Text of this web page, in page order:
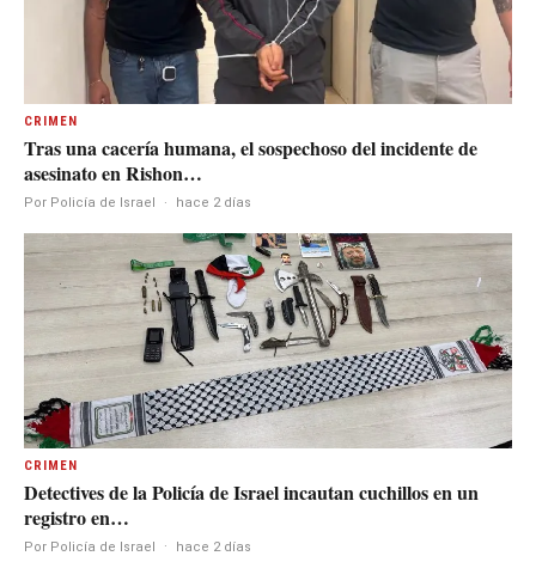
CRIMEN
Tras una cacería humana, el sospechoso del incidente de
asesinato en Rishon…
Por Policía de Israel · hace 2 días
CRIMEN
Detectives de la Policía de Israel incautan cuchillos en un
registro en…
Por Policía de Israel · hace 2 días